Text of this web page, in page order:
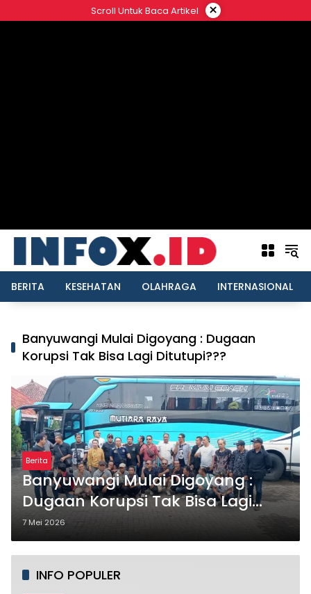
ke
Scroll Untuk Baca Artikel ×
BERITA KESEHATAN OLAHRAGA INTERNASIONAL
Banyuwangi Mulai Digoyang : Dugaan
Korupsi Tak Bisa Lagi Ditutupi???
Berita
Banyuwangi Mulai Digoyang :
Dugaan Korupsi Tak Bisa Lagi
Ditutupi???
7 Mei 2026
INFO POPULER